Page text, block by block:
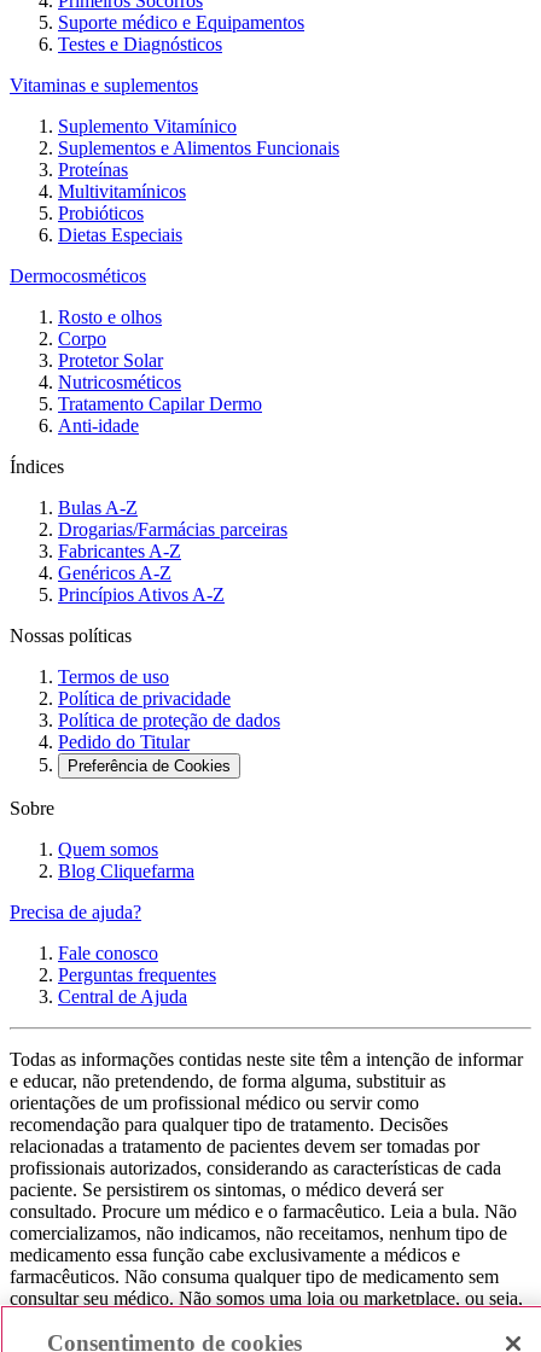
Suporte médico e Equipamentos
Testes e Diagnósticos
Vitaminas e suplementos
Suplemento Vitamínico
Suplementos e Alimentos Funcionais
Proteínas
Multivitamínicos
Probióticos
Dietas Especiais
Dermocosméticos
Rosto e olhos
Corpo
Protetor Solar
Nutricosméticos
Tratamento Capilar Dermo
Anti-idade
Índices
Bulas A-Z
Drogarias/Farmácias parceiras
Fabricantes A-Z
Genéricos A-Z
Princípios Ativos A-Z
Nossas políticas
Termos de uso
Política de privacidade
Política de proteção de dados
Pedido do Titular
Preferência de Cookies
Sobre
Quem somos
Blog Cliquefarma
Precisa de ajuda?
Fale conosco
Perguntas frequentes
Central de Ajuda
Todas as informações contidas neste site têm a intenção de informar
e educar, não pretendendo, de forma alguma, substituir as
orientações de um profissional médico ou servir como
recomendação para qualquer tipo de tratamento. Decisões
relacionadas a tratamento de pacientes devem ser tomadas por
profissionais autorizados, considerando as características de cada
paciente. Se persistirem os sintomas, o médico deverá ser
consultado. Procure um médico e o farmacêutico. Leia a bula. Não
comercializamos, não indicamos, não receitamos, nenhum tipo de
medicamento essa função cabe exclusivamente a médicos e
farmacêuticos. Não consuma qualquer tipo de medicamento sem
consultar seu médico. Não somos uma loja ou marketplace, ou seja,
que você encontre o preço mais barato, comparando os preços de
Consentimento de cookies